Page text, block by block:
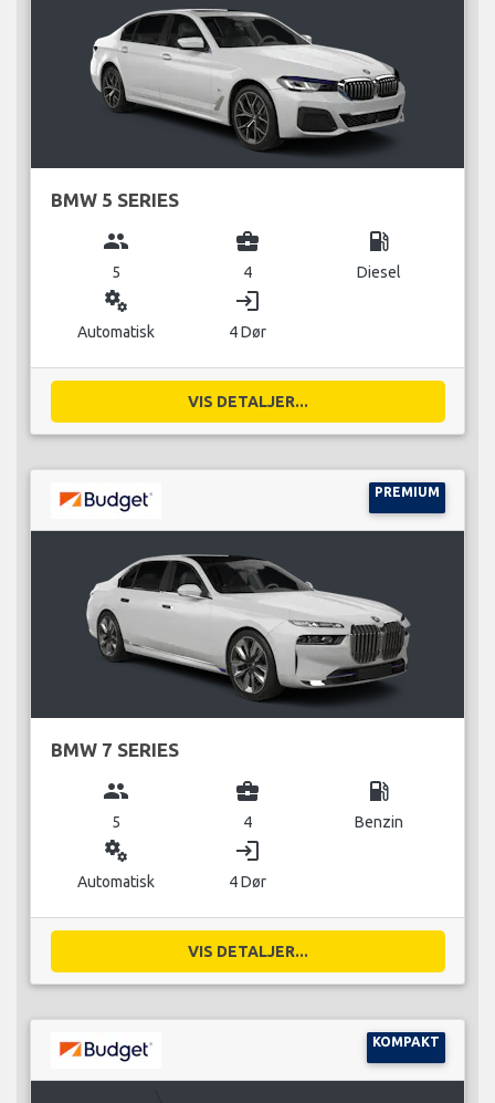
BMW 5 SERIES
group
5
business_center
4
local_gas_station
Diesel
miscellaneous_services
Automatisk
login
4 Dør
VIS DETALJER...
PREMIUM
BMW 7 SERIES
group
5
business_center
4
local_gas_station
Benzin
miscellaneous_services
Automatisk
login
4 Dør
VIS DETALJER...
KOMPAKT